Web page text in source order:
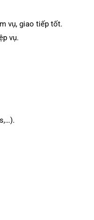
vụ, giao tiếp tốt.
vụ.